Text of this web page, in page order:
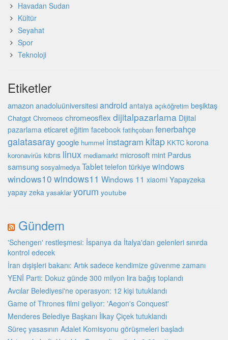
Havadan Sudan
Kültür
Seyahat
Spor
Teknoloji
Etiketler
amazon anadoluüniversitesi android antalya açıköğretim beşiktaş
Chatgpt Chromeos chromeosflex dijitalpazarlama Dijital
pazarlama eticaret eğitim facebook fatihçoban fenerbahçe
galatasaraygoogle hummel instagram kitap KKTC korona
koronavirüs kıbrıs linux mediamarkt microsoft mint Pardus
samsung sosyalmedya Tablet telefon türkiyewindows
windows10 windows11 Windows 11 xiaomi Yapayzeka
yapay zeka yasaklar yorum youtube
Gündem
'Schengen' restleşmesi: İspanya da İtalya'dan gelenleri sınırda
kontrol edecek
İran dışişleri bakanı: Artık sadece kendimize güvenme zamanı
YENİ Parti: Dokuz günde 300 milyon lira bağış toplandı
Avcılar Belediyesi'ne operasyon: 12 kişi tutuklandı
Game of Thrones filmi geliyor: 'Aegon's Conquest'
Menderes Belediye Başkanı İlkay Çiçek tutuklandı
Süreç yasasının Adalet Komisyonu görüşmeleri başladı